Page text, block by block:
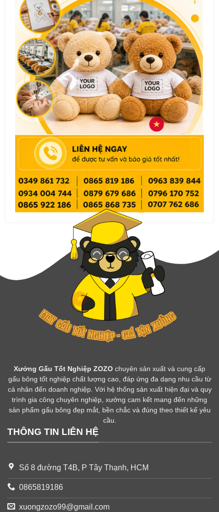
Xưởng Gấu Tốt Nghiệp ZOZO chuyên sản xuất và cung cấp
gấu bông tốt nghiệp chất lượng cao, đáp ứng đa dạng nhu cầu từ
cá nhân đến doanh nghiệp. Với hệ thống sản xuất hiện đại và quy
trình gia công chuyên nghiệp, xưởng cam kết mang đến những
sản phẩm gấu bông đẹp mắt, bền chắc và đúng theo thiết kế yêu
cầu.
THÔNG TIN LIÊN HỆ
Số 8 đường T4B, P Tây Thạnh, HCM
0865819186
xuongzozo99@gmail.com